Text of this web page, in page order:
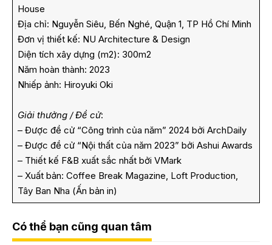
House
Địa chỉ: Nguyễn Siêu, Bến Nghé, Quận 1, TP Hồ Chí Minh
Đơn vị thiết kế: NU Architecture & Design
Diện tích xây dựng (m2): 300m2
Năm hoàn thành: 2023
Nhiếp ảnh: Hiroyuki Oki
Giải thưởng / Đề cử:
– Được đề cử “Công trình của năm” 2024 bởi ArchDaily
– Được đề cử “Nội thất của năm 2023” bởi Ashui Awards
– Thiết kế F&B xuất sắc nhất bởi VMark
– Xuất bản: Coffee Break Magazine, Loft Production,
Tây Ban Nha (Ấn bản in)
Có thể bạn cũng quan tâm